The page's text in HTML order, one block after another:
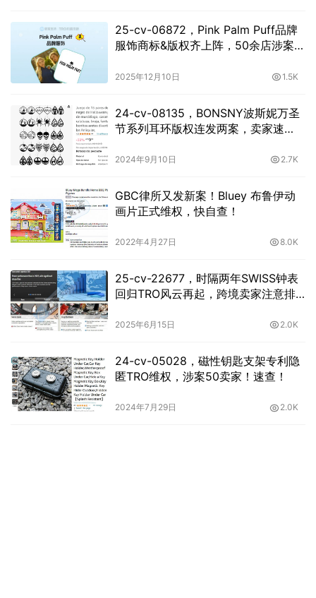
25-cv-06872，Pink Palm Puff品牌
服饰商标&版权齐上阵，50余店涉案，
2025年12月10日 1.5K
24-cv-08135，BONSNY波斯妮万圣
节系列耳环版权连发两案，卖家速
2024年9月10日 2.7K
GBC律所又发新案！Bluey 布鲁伊动
画片正式维权，快自查！
2022年4月27日 8.0K
25-cv-22677，时隔两年SWISS钟表
回归TRO风云再起，跨境卖家注意排
2025年6月15日 2.0K
24-cv-05028，磁性钥匙支架专利隐
匿TRO维权，涉案50卖家！速查！
2024年7月29日 2.0K